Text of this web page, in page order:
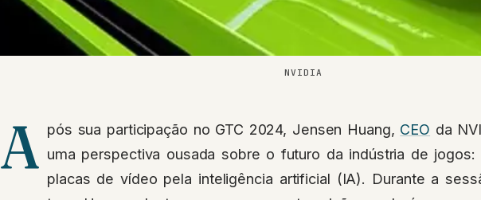
NVIDIA
A pós sua participação no GTC 2024, Jensen Huang, CEO da
uma perspectiva ousada sobre o futuro da indústria de jogos:
placas de vídeo pela inteligência artificial (IA). Durante a